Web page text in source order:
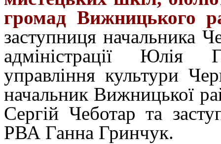
громад Вижницького
заступниця начальника
адміністрації Юлія
управління культури
начальник Вижницької
Сергій Чеботар та
РВА Ганна Гринчук.